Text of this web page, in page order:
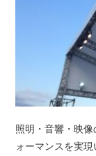
照明・音響・映
ォーマンスを実現